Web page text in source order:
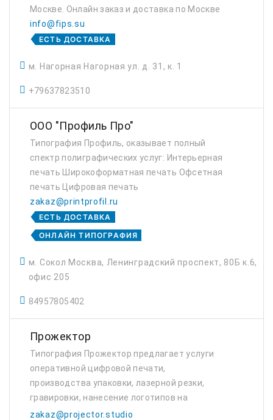
Москве. Онлайн заказ и доставка по Москве
info@fips.su
ЕСТЬ ДОСТАВКА
м. Нагорная Нагорная ул. д. 31, к. 1
+79637823510
ООО "Профиль Про"
Типография Профиль, оказывает полный
спектр полиграфических услуг: Интерьерная
печать Широкоформатная печать Офсетная
печать Цифровая печать
zakaz@printprofil.ru
ЕСТЬ ДОСТАВКА
ОНЛАЙН ТИПОГРАФИЯ
м. Сокол Москва, Ленинградский проспект, 80Б к.6,
офис 205
84957805402
Прожектор
Типография Прожектор предлагает услуги
оперативной цифровой печати,
производства упаковки, лазерной резки,
гравировки, нанесение логотипов на
подарки и одежду в Москве.
zakaz@projector.studio